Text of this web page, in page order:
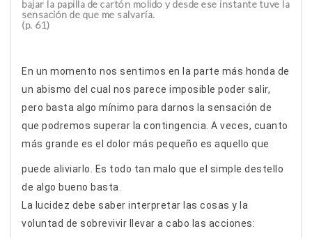
bajar la papilla de cartón molido y desde ese instante tuve la
sensación de que me salvaría.
(p. 61)
En un momento nos sentimos en la parte más honda de
un abismo del cual nos parece imposible poder salir,
pero basta algo mínimo para darnos la sensación de
que podremos superar la contingencia. A veces, cuanto
más grande es el dolor más pequeño es aquello que
puede aliviarlo. Es todo tan malo que el simple destello
de algo bueno basta.
La lucidez debe saber interpretar las cosas y la
voluntad de sobrevivir llevar a cabo las acciones: